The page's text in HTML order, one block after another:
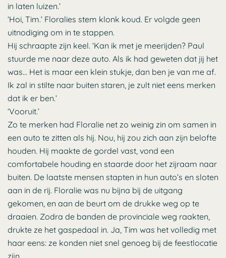
in laten luizen.’
‘Hoi, Tim.’ Floralies stem klonk koud. Er volgde geen
uitnodiging om in te stappen.
Hij schraapte zijn keel. ‘Kan ik met je meerijden? Paul
stuurde me naar deze auto. Als ik had geweten dat jij het
was… Het is maar een klein stukje, dan ben je van me af.
Ik zal in stilte naar buiten staren, je zult niet eens merken
dat ik er ben.’
‘Vooruit.’
Zo te merken had Floralie net zo weinig zin om samen in
een auto te zitten als hij. Nou, hij zou zich aan zijn belofte
houden. Hij maakte de gordel vast, vond een
comfortabele houding en staarde door het zijraam naar
buiten. De laatste mensen stapten in hun auto’s en sloten
aan in de rij. Floralie was nu bijna bij de uitgang
gekomen, en aan de beurt om de drukke weg op te
draaien. Zodra de banden de provinciale weg raakten,
drukte ze het gaspedaal in. Ja, Tim was het volledig met
haar eens: ze konden niet snel genoeg bij de feestlocatie
zijn.